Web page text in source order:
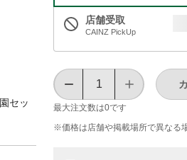
セッ
店舗受取
CAINZ PickUp
最大注文数は0です
※価格は​店舗や​掲載場所で​異なる​